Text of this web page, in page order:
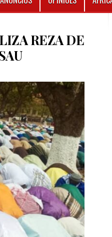
REZA DE
DA COMUNIDADE ISLÂMICA REALIZA